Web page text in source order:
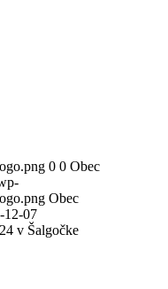
0 0 Obec
Obec
12-07
v Šalgočke